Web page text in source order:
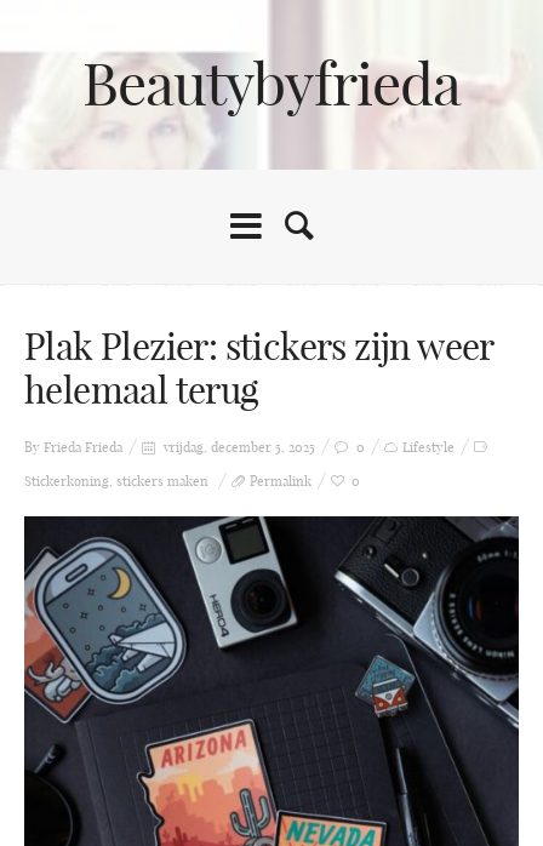
Beautybyfrieda
Plak Plezier: stickers zijn weer
helemaal terug
By Frieda Frieda vrijdag, december 5, 2025 0
Lifestyle
Stickerkoning, stickers maken Permalink 0